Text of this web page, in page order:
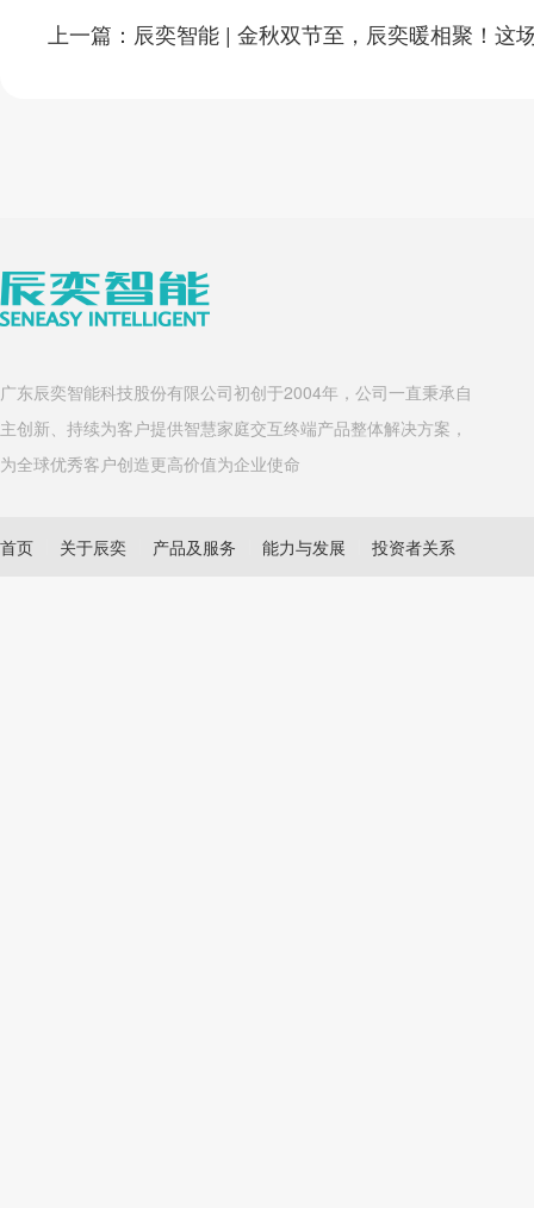
上一篇：辰奕智能 | 金秋双节至，辰奕暖相聚！这
广东辰奕智能科技股份有限公司初创于2004年，公司一直秉承自
主创新、持续为客户提供智慧家庭交互终端产品整体解决方案，
为全球优秀客户创造更高价值为企业使命
首页 关于辰奕 产品及服务 能力与发展 投资者关系